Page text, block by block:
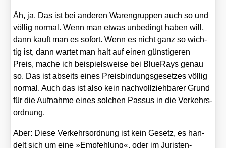
Äh, ja. Das ist bei ande­ren Waren­grup­pen auch so und
völ­lig nor­mal. Wenn man etwas unbe­dingt haben will,
dann kauft man es sofort. Wenn es nicht ganz so wich­
tig ist, dann war­tet man halt auf einen güns­ti­ge­ren
Preis, mache ich bei­spiels­wei­se bei BlueR­ays genau
so. Das ist abseits eines Preis­bin­dungs­ge­set­zes völ­lig
nor­mal. Auch das ist also kein nach­voll­zieh­ba­rer Grund
für die Auf­nah­me eines sol­chen Pas­sus in die Ver­kehrs­
ord­nung.
Aber: Die­se Ver­kehrs­ord­nung ist kein Gesetz, es han­
delt sich um eine »Emp­feh­lung«, oder im Juris­ten­